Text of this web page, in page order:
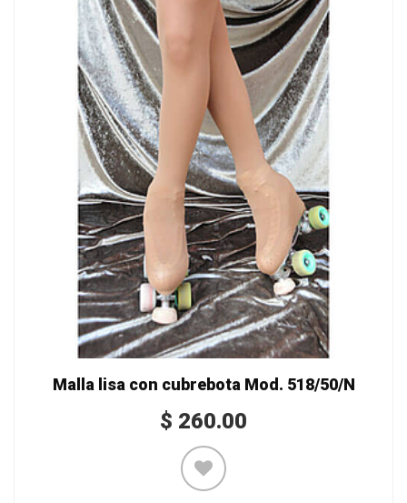
Malla lisa con cubrebota Mod. 518/50/N
$ 260.00